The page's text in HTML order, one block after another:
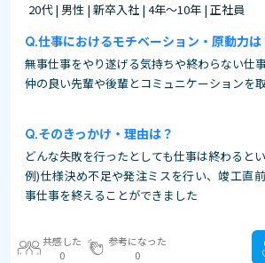
20代 | 男性 | 新卒入社 | 4年～10年 | 正社員
仕事におけるモチベーション・原動力は
無事仕事をやり遂げる気持ちや終わらない仕
仲の良い先輩や後輩とコミュニケーションを
そのきっかけ・理由は？
どんな失敗を行ったとしても仕事は終わると
例)仕様決め不足や発注ミスを行い、竣工直
事仕事を終えることができました
共感した
0
参考になった
0